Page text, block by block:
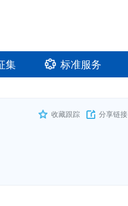
集 标准服务
收藏跟踪 分享链接